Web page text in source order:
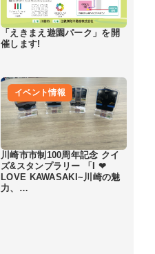
「えきまえ遊園パーク」を開
催します!
イベント情報
川崎市市制100周年記念 クイ
ズ&スタンプラリー 「I ❤
LOVE KAWASAKI~川崎の魅
力、…